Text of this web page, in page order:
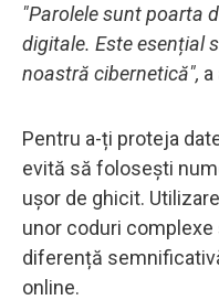
"Parolele sunt poarta
digitale. Este esențial
noastră cibernetică",
Pentru a-ți proteja
evită să folosești
ușor de ghicit.
unor coduri
diferență
online.